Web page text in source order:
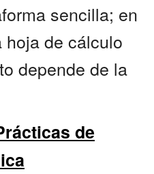
sencilla; en
hoja de cálculo
depende de la
de